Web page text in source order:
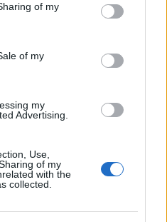
behaviour. You may click to
and its third-party tags to
purposes in below Google
of my
of my
my
Advertising.
Use,
of my
with the
collected.
χημικών και άλλων τοξικών
ωφέλιμα ιχνοστοιχεία όπως ο
ιούς και βακτήρια που μπορεί
γεύση.